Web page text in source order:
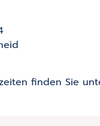
finden Sie